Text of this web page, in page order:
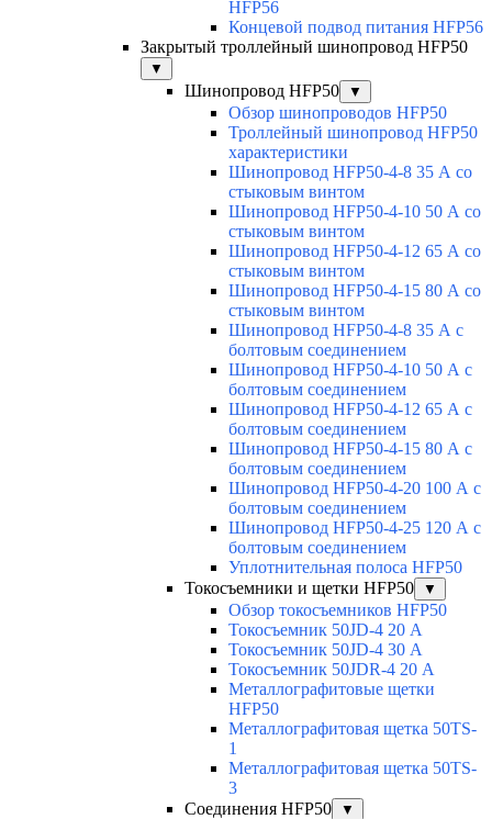
HFP56
Концевой подвод питания HFP56
Закрытый троллейный шинопровод HFP50
▼
Шинопровод HFP50 ▼
Обзор шинопроводов HFP50
Троллейный шинопровод HFP50
характеристики
Шинопровод HFP50-4-8 35 А со
стыковым винтом
Шинопровод HFP50-4-10 50 А со
стыковым винтом
Шинопровод HFP50-4-12 65 А со
стыковым винтом
Шинопровод HFP50-4-15 80 А со
стыковым винтом
Шинопровод HFP50-4-8 35 А с
болтовым соединением
Шинопровод HFP50-4-10 50 А с
болтовым соединением
Шинопровод HFP50-4-12 65 А с
болтовым соединением
Шинопровод HFP50-4-15 80 А с
болтовым соединением
Шинопровод HFP50-4-20 100 А с
болтовым соединением
Шинопровод HFP50-4-25 120 А с
болтовым соединением
Уплотнительная полоса HFP50
Токосъемники и щетки HFP50
▼
Обзор токосъемников HFP50
Токосъемник 50JD-4 20 А
Токосъемник 50JD-4 30 А
Токосъемник 50JDR-4 20 А
Металлографитовые щетки
HFP50
Металлографитовая щетка 50TS-
1
Металлографитовая щетка 50TS-
3
Соединения HFP50
▼